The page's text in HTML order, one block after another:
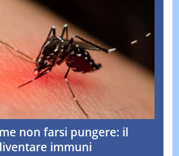
non farsi pungere: il
immuni